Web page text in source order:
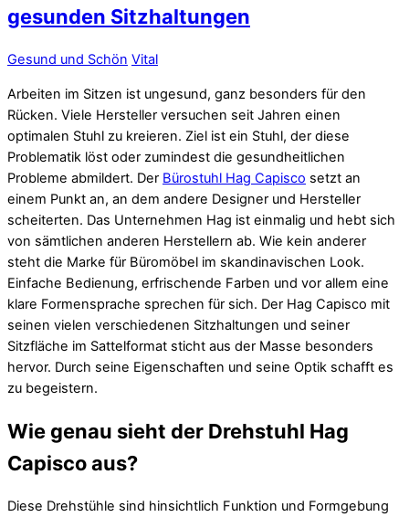
gesunden Sitzhaltungen
Gesund und Schön Vital
Arbeiten im Sitzen ist ungesund, ganz besonders für den
Rücken. Viele Hersteller versuchen seit Jahren einen
optimalen Stuhl zu kreieren. Ziel ist ein Stuhl, der diese
Problematik löst oder zumindest die gesundheitlichen
Probleme abmildert. Der Bürostuhl Hag Capisco setzt an
einem Punkt an, an dem andere Designer und Hersteller
scheiterten. Das Unternehmen Hag ist einmalig und hebt sich
von sämtlichen anderen Herstellern ab. Wie kein anderer
steht die Marke für Büromöbel im skandinavischen Look.
Einfache Bedienung, erfrischende Farben und vor allem eine
klare Formensprache sprechen für sich. Der Hag Capisco mit
seinen vielen verschiedenen Sitzhaltungen und seiner
Sitzfläche im Sattelformat sticht aus der Masse besonders
hervor. Durch seine Eigenschaften und seine Optik schafft es
zu begeistern.
Wie genau sieht der Drehstuhl Hag
Capisco aus?
Diese Drehstühle sind hinsichtlich Funktion und Formgebung